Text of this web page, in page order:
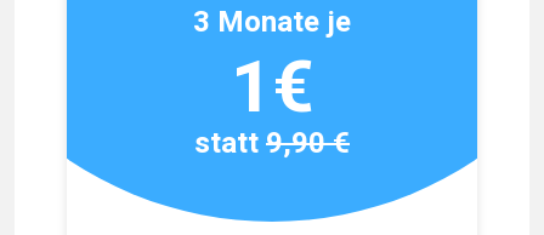
3 Monate je
1€
statt9,90 €